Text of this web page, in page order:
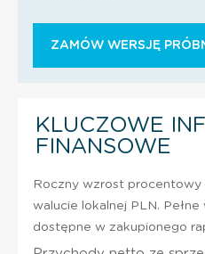
ZAMÓW WERSJĘ
KLUCZOWE
FINANSOWE
Roczny wzrost
walucie lokalnej PLN.
dostępne w zakupionego